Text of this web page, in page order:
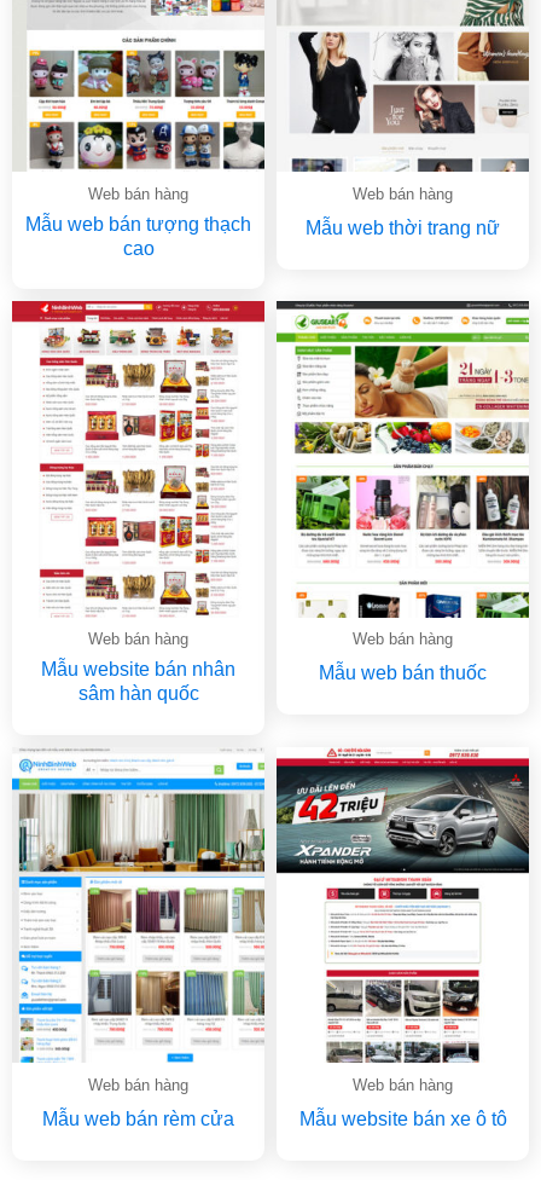
Web bán hàng
Mẫu web bán tượng thạch
cao
Web bán hàng
Mẫu web thời trang nữ
Web bán hàng
Mẫu website bán nhân
sâm hàn quốc
Web bán hàng
Mẫu web bán thuốc
Web bán hàng
Mẫu web bán rèm cửa
Web bán hàng
Mẫu website bán xe ô tô